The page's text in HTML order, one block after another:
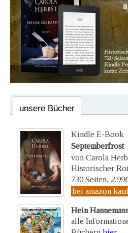
unsere Bücher
Kindle E-Book
Septemberfrost
von Carola
Historischer
730 Seiten,
bei amazon
Hein
alle